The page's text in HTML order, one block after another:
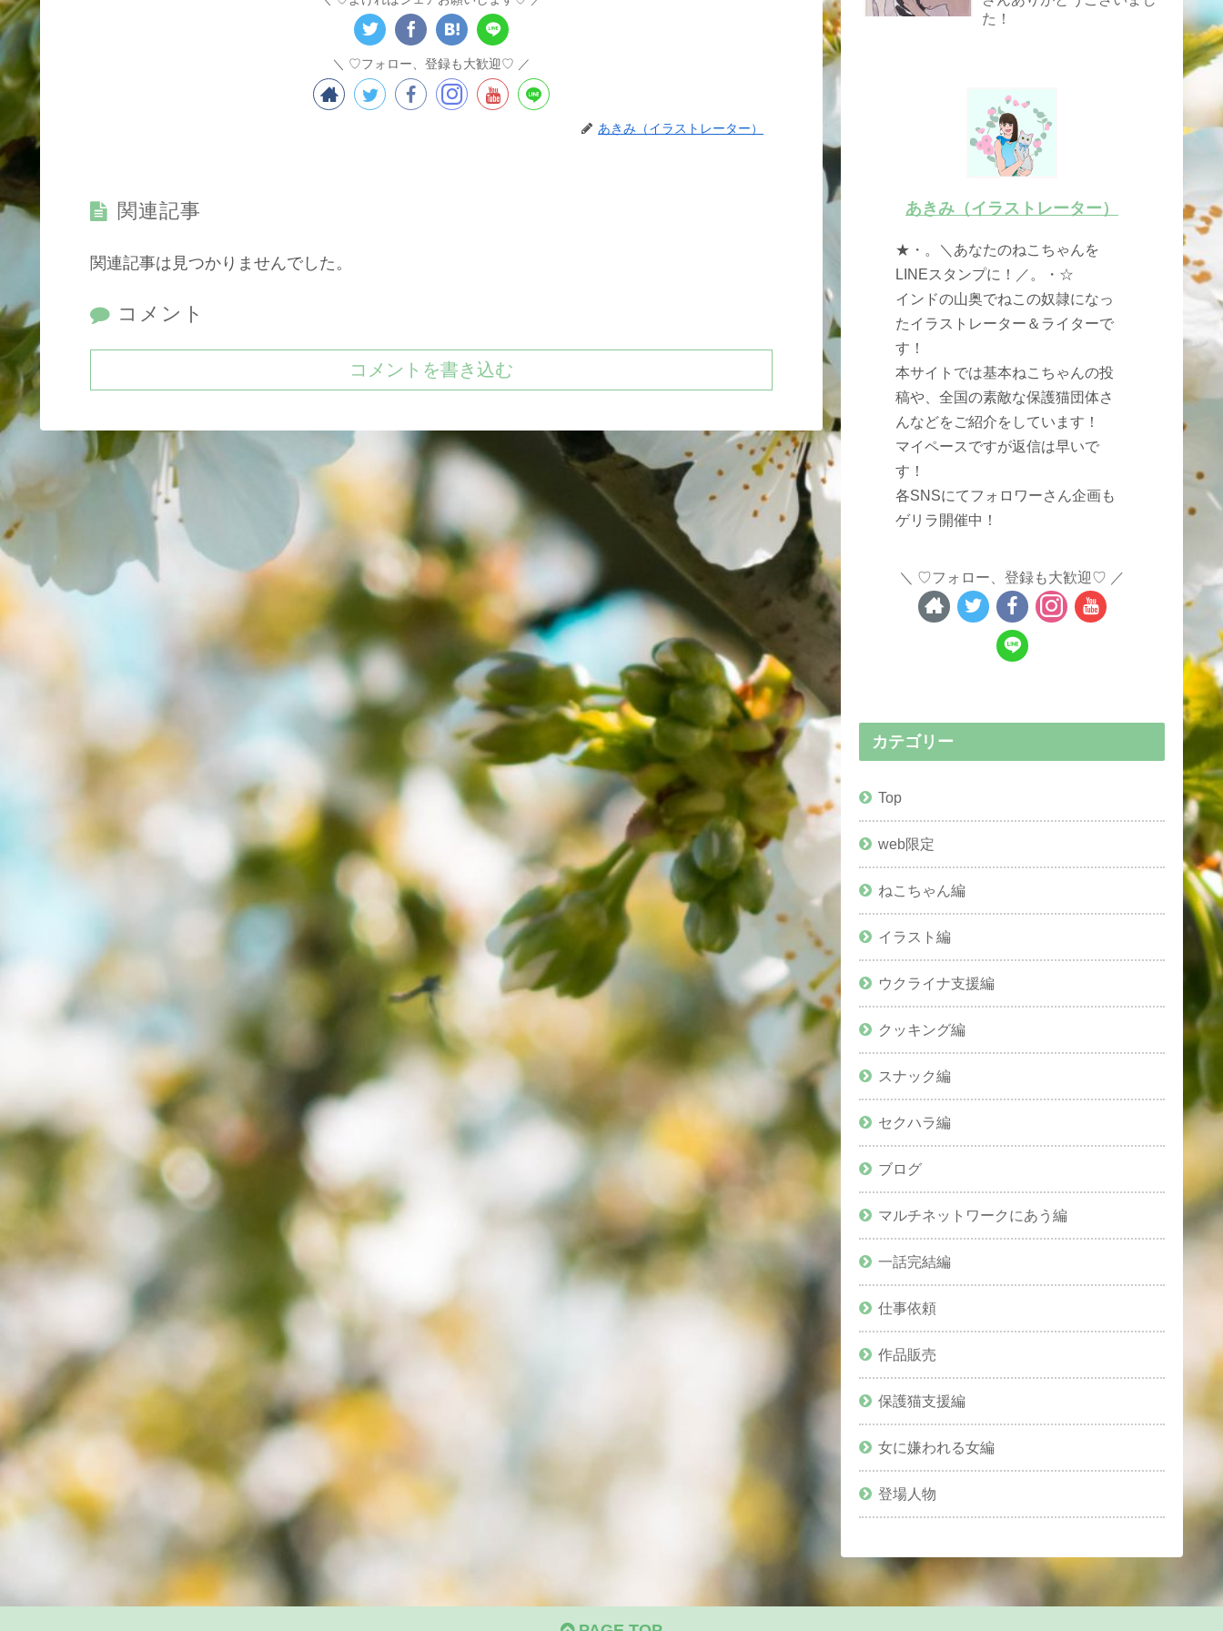
♡フォロー、登録も大歓迎♡
あきみ（イラストレーター）
関連記事
関連記事は見つかりませんでした。
コメント
コメントを書き込む
た！
あきみ（イラストレーター）
★・。＼あなたのねこちゃんを
LINEスタンプに！／。・☆
インドの山奥でねこの奴隷になっ
たイラストレーター＆ライターで
す！
本サイトでは基本ねこちゃんの投
稿や、全国の素敵な保護猫団体さ
んなどをご紹介をしています！
マイペースですが返信は早いで
す！
各SNSにてフォロワーさん企画も
ゲリラ開催中！
♡フォロー、登録も大歓迎♡
カテゴリー
Top
web限定
ねこちゃん編
イラスト編
ウクライナ支援編
クッキング編
スナック編
セクハラ編
ブログ
マルチネットワークにあう編
一話完結編
仕事依頼
作品販売
保護猫支援編
女に嫌われる女編
登場人物